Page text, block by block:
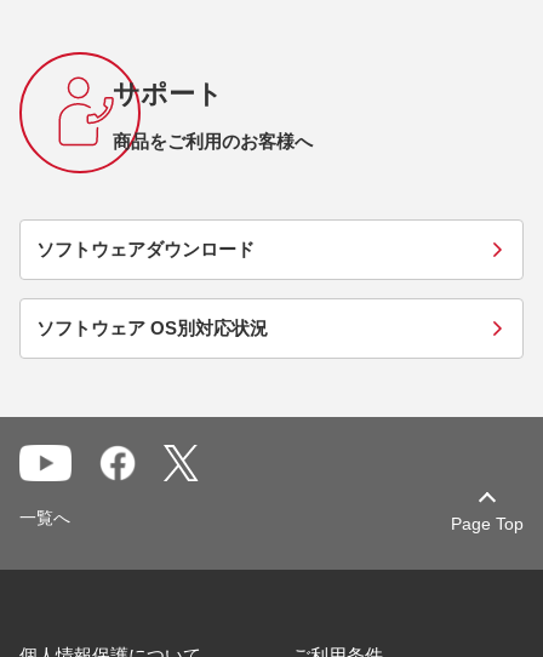
サポート
商品をご利用のお客様へ
ソフトウェアダウンロード
ソフトウェア OS別対応状況
Page Top
一覧へ